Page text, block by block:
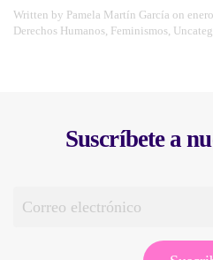
Written by Pamela Martín García on
Derechos Humanos, Feminismos,
Suscríbete a